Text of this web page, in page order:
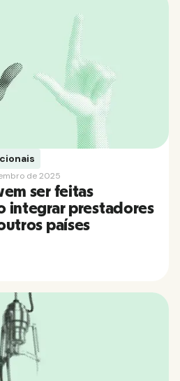
de 2025
ser feitas
integrar prestadores
países